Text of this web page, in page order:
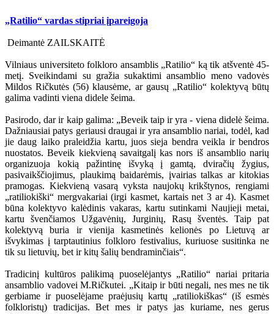
„Ratilio“ vardas stipriai įpareigoja
Deimantė ZAILSKAITĖ
Vilniaus universiteto folkloro ansamblis „Ratilio“ ką tik atšventė 45-
metį. Sveikindami su gražia sukaktimi ansamblio meno vadovės
Mildos Ričkutės (56) klausėme, ar gausų „Ratilio“ kolektyvą būtų
galima vadinti viena didele šeima.
Pasirodo, dar ir kaip galima: „Beveik taip ir yra - viena didelė šeima.
Dažniausiai patys geriausi draugai ir yra ansamblio nariai, todėl, kad
jie daug laiko praleidžia kartu, juos sieja bendra veikla ir bendros
nuostatos. Beveik kiekvieną savaitgalį kas nors iš ansamblio narių
organizuoja kokią pažintinę išvyką į gamtą, dviračių žygius,
pasivaikščiojimus, plaukimą baidarėmis, įvairias talkas ar kitokias
pramogas. Kiekvieną vasarą vyksta naujokų krikštynos, rengiami
„ratiliokiški“ mergvakariai (irgi kasmet, kartais net 3 ar 4). Kasmet
būna kolektyvo kalėdinis vakaras, kartu sutinkami Naujieji metai,
kartu švenčiamos Užgavėnių, Jurginių, Rasų šventės. Taip pat
kolektyvą buria ir vienija kasmetinės kelionės po Lietuvą ar
išvykimas į tarptautinius folkloro festivalius, kuriuose susitinka ne
tik su lietuvių, bet ir kitų šalių bendraminčiais“.
Tradicinį kultūros palikimą puoselėjantys „Ratilio“ nariai pritaria
ansamblio vadovei M.Ričkutei. „Kitaip ir būti negali, nes mes ne tik
gerbiame ir puoselėjame praėjusių kartų „ratiliokiškas“ (iš esmės
folkloristų) tradicijas. Bet mes ir patys jas kuriame, nes gerus